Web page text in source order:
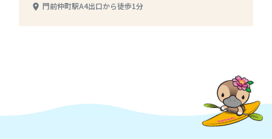
place 門前仲町駅A4出口から徒歩1分